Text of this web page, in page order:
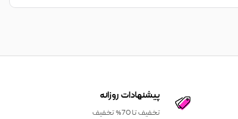
پیشنهادات روزانه
تخفیف تا 70% تخفیف